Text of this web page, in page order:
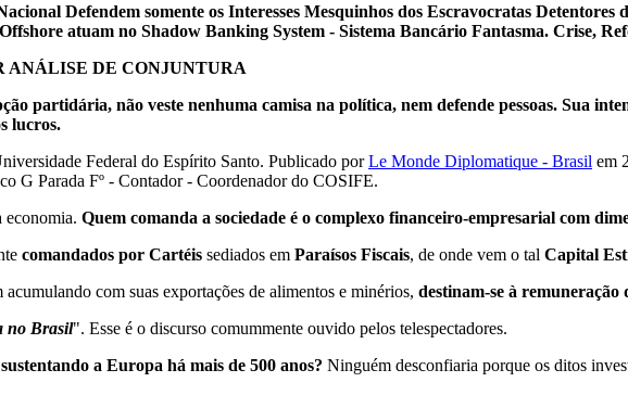
Defendem somente os Interesses Mesquinhos dos Escravocratas
atuam no Shadow Banking System - Sistema Bancário Fantasma. Crise,
ANÁLISE DE CONJUNTURA
partidária, não veste nenhuma camisa na política, nem defende pessoas. Sua
lucros.
Federal do Espírito Santo. Publicado porLe Monde Diplomatique - Brasil em
G Parada Fº - Contador - Coordenador do COSIFE.
economia. Quem comanda a sociedade é o complexo financeiro-empresarial com
comandados por Cartéis sediados em Paraísos Fiscais, de onde vem o tal Capital
com suas exportações de alimentos e minérios, destinam-se à remuneração
no Brasil". Esse é o discurso comummente ouvido pelos telespectadores.
a Europa há mais de 500 anos? Ninguém desconfiaria porque os ditos